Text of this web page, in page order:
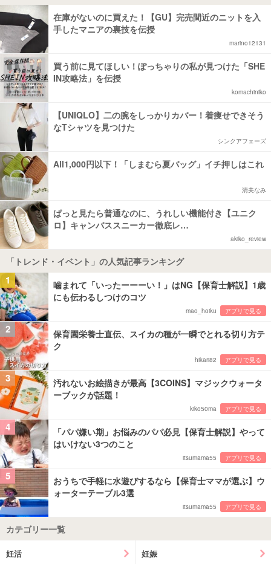
在庫がないのに買えた！【GU】完売間近のニットを入
手したマニアの裏技を伝授
marino12131
買う前に見てほしい！ぽっちゃりの私が見つけた「SHE
IN攻略法」を伝授
komachiniko
【UNIQLO】二の腕をしっかりカバー！着痩せできそう
なTシャツを見つけた
シンクアフェーズ
All1,000円以下！「しまむら夏バッグ」イチ押しはこれ
清美なみ
ぱっと見たら普通なのに、うれしい機能付き【ユニク
ロ】キャンバススニーカー徹底レ…
akiko_review
「トレンド・イベント」の人気記事ランキング
1
噛まれて「いったーーーい！」はNG【保育士解説】1歳
にも伝わるしつけのコツ
mao_hoiku アプリで見る
2
保育園栄養士直伝、スイカの種が一瞬でとれる切り方テ
ク
hikari82 アプリで見る
3
汚れないお絵描きが最高【3COINS】マジックウォータ
ーブックが話題！
kiko50ma アプリで見る
4
「パパ嫌い期」お悩みのパパ必見【保育士解説】やって
はいけない3つのこと
itsumama55 アプリで見る
5
おうちで手軽に水遊びするなら【保育士ママが選ぶ】ウ
ォーターテーブル3選
itsumama55 アプリで見る
カテゴリー一覧
妊活 妊娠